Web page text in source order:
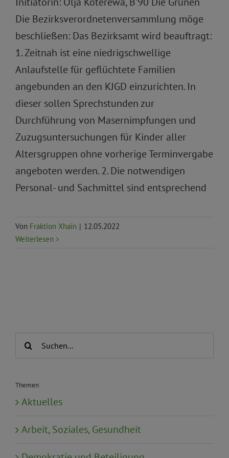
Die Bezirksverordnetenversammlung möge
beschließen: Das Bezirksamt wird beauftragt:
1. Zeitnah ist eine niedrigschwellige
Anlaufstelle für geflüchtete Familien
angebunden an den KJGD einzurichten. In
dieser sollen Sprechstunden zur
Durchführung von Masernimpfungen und
Zuzugsuntersuchungen für Kinder aller
Altersgruppen ohne vorherige Terminvergabe
angeboten werden. 2. Die notwendigen
Personal- und Sachmittel sind entsprechend
Von Fraktion Xhain | 12.05.2022
Weiterlesen
Suche
Themen
Aktuelles
Arbeit, Soziales, Gesundheit